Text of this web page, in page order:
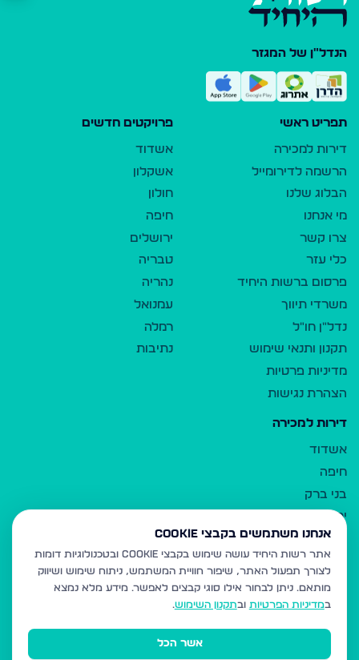
הנדל"ן של המגזר
תפריט ראשי
דירות למכירה
הרשמה לדירומייל
הבלוג שלנו
מי אנחנו
צרו קשר
כלי עזר
פרסום ברשות היחיד
משרדי תיווך
נדל"ן חו"ל
תקנון ותנאי שימוש
מדיניות פרטיות
הצהרת נגישות
פרויקטים חדשים
אשדוד
אשקלון
חולון
חיפה
ירושלים
טבריה
נהריה
עמנואל
רמלה
נתיבות
דירות למכירה
אשדוד
חיפה
בני ברק
ירושלים
אלעד
גבעת זאב
בית שמש
רכסים
מודיעין עילית
אנחנו משתמשים בקבצי Cookie
אתר רשות היחיד עושה שימוש בקבצי Cookie ובטכנולוגיות דומות
לצורך תפעול האתר, שיפור חוויית המשתמש, ניתוח שימוש ושיווק
מותאם. ניתן לבחור אילו סוגי קבצים לאפשר. מידע מלא נמצא
במדיניות הפרטיות ובתקנון השימוש.
אשר הכל